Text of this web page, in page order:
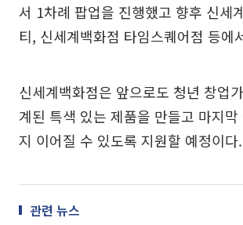
서 1차례 팝업을 진행했고 향후 신세
티, 신세계백화점 타임스퀘어점 등에
신세계백화점은 앞으로도 청년 창업
계된 특색 있는 제품을 만들고 마지
지 이어질 수 있도록 지원할 예정이다.
관련 뉴스